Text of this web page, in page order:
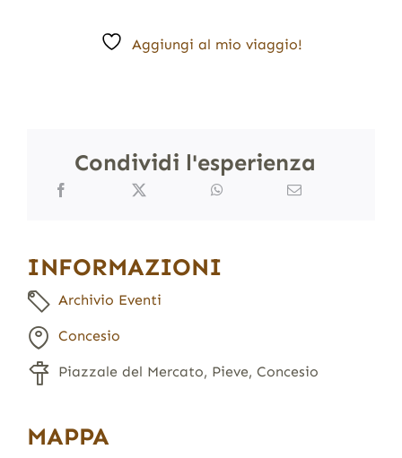
Aggiungi al mio viaggio!
Condividi l'esperienza
INFORMAZIONI
Archivio Eventi
Concesio
Piazzale del Mercato, Pieve, Concesio
MAPPA